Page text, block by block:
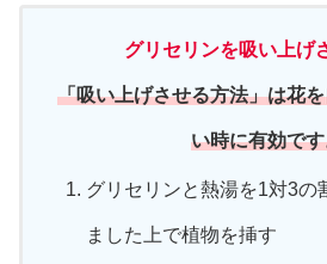
グリセリンを吸い上げ
「吸い上げさせる方法」は花
い時に有効で
グリセリンと熱湯を1対3の
ました上で植物を挿す